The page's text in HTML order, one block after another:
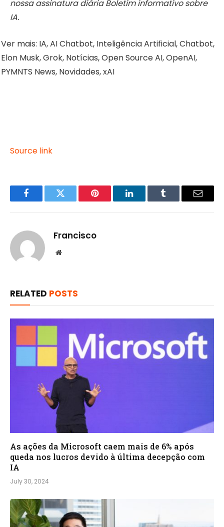
nossa assinatura diáriaBoletim informativo sobre
IA.
Ver mais: IA, AI Chatbot, Inteligência Artificial, Chatbot,
Elon Musk, Grok, Notícias, Open Source AI, OpenAI,
PYMNTS News, Novidades, xAI
Source link
FacebookTwitter Pinterest LinkedInTumblr Email
Francisco
Website
RELATED POSTS
As ações da Microsoft caem mais de 6% após
queda nos lucros devido à última decepção com
IA
July 30, 2024